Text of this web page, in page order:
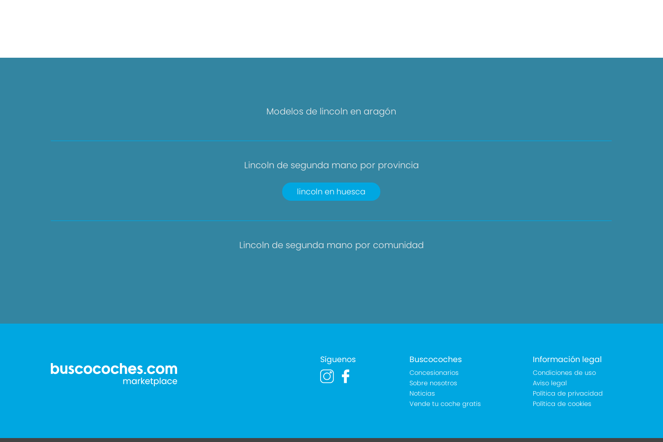
Modelos de lincoln en aragón
Lincoln de segunda mano por provincia
lincoln en huesca
Lincoln de segunda mano por comunidad
Síguenos Buscocoches
Concesionarios
Sobre nosotros
Noticias
Vende tu coche gratis
Información legal
Condiciones de uso
Aviso legal
Política de privacidad
Política de cookies